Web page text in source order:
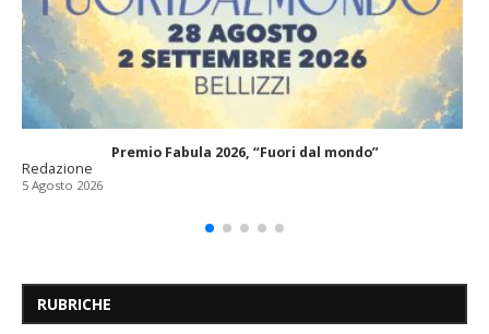
Premio Fabula 2026, “Fuori dal mondo”
Redazione
5 Agosto 2026
RUBRICHE